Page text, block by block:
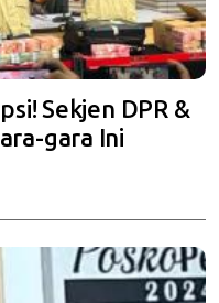
Sekjen DPR &
gara Ini